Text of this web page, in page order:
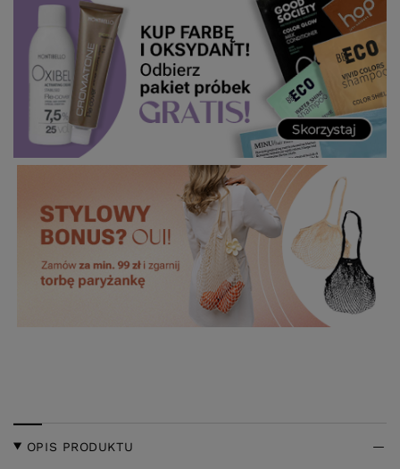
OPIS PRODUKTU